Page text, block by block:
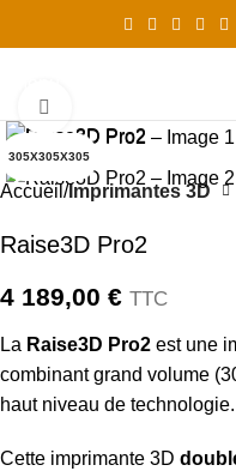
305X305X305
Accueil Imprimantes 3D
Raise3D Pro2
4 189,00 € TTC
La Raise3D Pro2 est une
combinant grand volume
haut niveau de technologie.
Cette imprimante 3D